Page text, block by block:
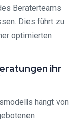
Beraterteams
Dies führt zu
optimierten
ihr
hängt von